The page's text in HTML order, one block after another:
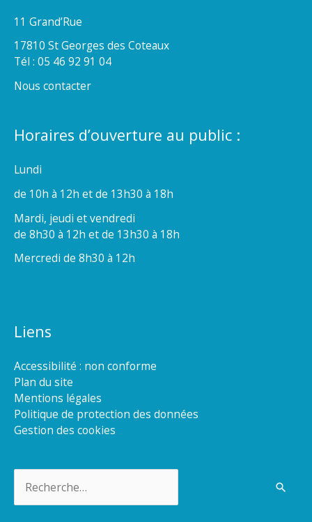
11 Grand’Rue
17810 St Georges des Coteaux
Tél : 05 46 92 91 04
Nous contacter
Horaires d’ouverture au public :
Lundi
de 10h à 12h et de 13h30 à 18h
Mardi, jeudi et vendredi
de 8h30 à 12h et de 13h30 à 18h
Mercredi de 8h30 à 12h
Liens
Accessibilité : non conforme
Plan du site
Mentions légales
Politique de protection des données
Gestion des cookies